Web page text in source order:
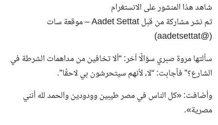
شاهد هذا المنشور على الانستغرام
تم نشر مشاركة من قبل Aadet Settat – موقعة سات
(@aadetsettat)
سألتها مروة صبري سؤالًا آخر: “ألا تخافين من مداهمات الشرطة في
الشارع؟” فأجابت: “لا، لأنهم سيتحرشون بي لاحقًا”.
وأضافت: «كل الناس في مصر طيبين وودودين والحمد لله أنني
مصرية».